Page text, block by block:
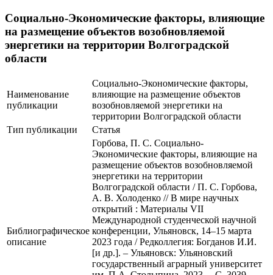
Социально-Экономические факторы, влияющие
на размещение объектов возобновляемой
энергетики на территории Волгоградской
области
Наименование
публикации
Социально-Экономические факторы,
влияющие на размещение объектов
возобновляемой энергетики на
территории Волгоградской области
Тип публикации
Статья
Библиографическое
описание
Горбова, П. С. Социально-
Экономические факторы, влияющие на
размещение объектов возобновляемой
энергетики на территории
Волгоградской области / П. С. Горбова,
А. В. Холоденко // В мире научных
открытий : Материалы VII
Международной студенческой научной
конференции, Ульяновск, 14–15 марта
2023 года / Редколлегия: Богданов И.И.
[и др.]. – Ульяновск: Ульяновский
государственный аграрный университет